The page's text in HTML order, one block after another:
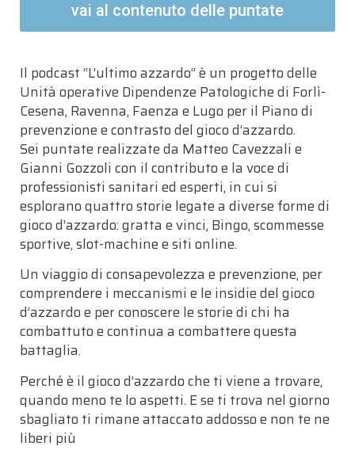
Il podcast “L’ultimo azzardo” è un progetto delle
Unità operative Dipendenze Patologiche di Forlì-
Cesena, Ravenna, Faenza e Lugo per il Piano di
prevenzione e contrasto del gioco d’azzardo.
Sei puntate realizzate da Matteo Cavezzali e
Gianni Gozzoli con il contributo e la voce di
professionisti sanitari ed esperti, in cui si
esplorano quattro storie legate a diverse forme di
gioco d’azzardo: gratta e vinci, Bingo, scommesse
sportive, slot-machine e siti online.
Un viaggio di consapevolezza e prevenzione, per
comprendere i meccanismi e le insidie del gioco
d’azzardo e per conoscere le storie di chi ha
combattuto e continua a combattere questa
battaglia.
Perché è il gioco d’azzardo che ti viene a trovare,
quando meno te lo aspetti. E se ti trova nel giorno
sbagliato ti rimane attaccato addosso e non te ne
liberi più
vai al contenuto delle puntate